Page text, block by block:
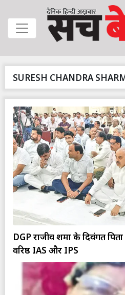
SURESH CHANDRA
DGP राजीव शर्मा के दिवंगत
वरिष्ठ IAS और IPS